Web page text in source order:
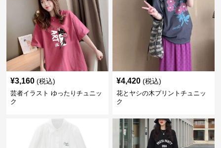
¥3,160 (税込)
芸者イラスト ゆったりチュニッ
ク
¥4,420 (税込)
花とヤシの木プリントチュニッ
ク